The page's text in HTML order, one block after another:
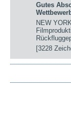
Gutes
NEW
[3228